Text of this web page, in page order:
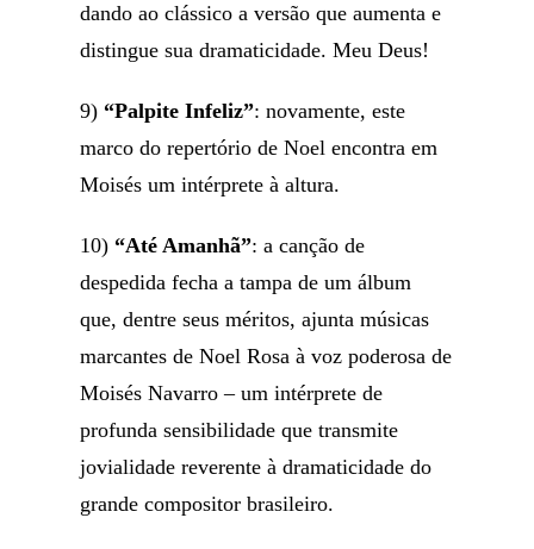
dando ao clássico a versão que aumenta e
distingue sua dramaticidade. Meu Deus!
9) “Palpite Infeliz”: novamente, este
marco do repertório de Noel encontra em
Moisés um intérprete à altura.
10) “Até Amanhã”: a canção de
despedida fecha a tampa de um álbum
que, dentre seus méritos, ajunta músicas
marcantes de Noel Rosa à voz poderosa de
Moisés Navarro – um intérprete de
profunda sensibilidade que transmite
jovialidade reverente à dramaticidade do
grande compositor brasileiro.